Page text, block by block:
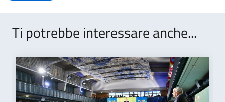
Ti potrebbe interessare anche...